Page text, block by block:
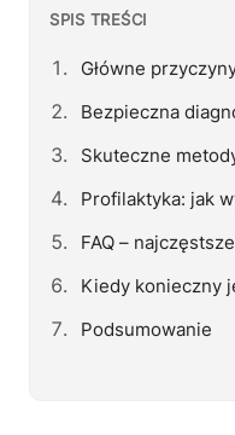
SPIS TREŚCI
Główne
Bezpieczna
Skuteczne
Profilaktyka: jak
FAQ –
Kiedy konieczny
Podsumowanie